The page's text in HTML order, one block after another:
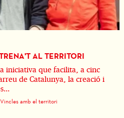
AL TERRITORI
iniciativa que facilita, a cinc
de Catalunya, la creació i
Vincles amb el territori